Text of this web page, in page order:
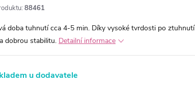
88461
doba tuhnutí cca 4-5 min. Díky vysoké tvrdosti po
dobrou stabilitu. Detailní informace
u dodavatele